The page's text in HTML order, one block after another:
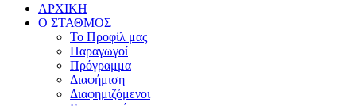
ΑΡΧΙΚΗ
Ο ΣΤΑΘΜΟΣ
Το Προφίλ μας
Παραγωγοί
Πρόγραμμα
Διαφήμιση
Διαφημιζόμενοι